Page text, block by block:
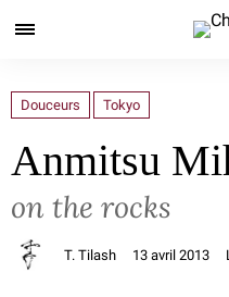
Douceurs Tokyo
Anmitsu
on the rocks
T. Tilash 13 avril 2013